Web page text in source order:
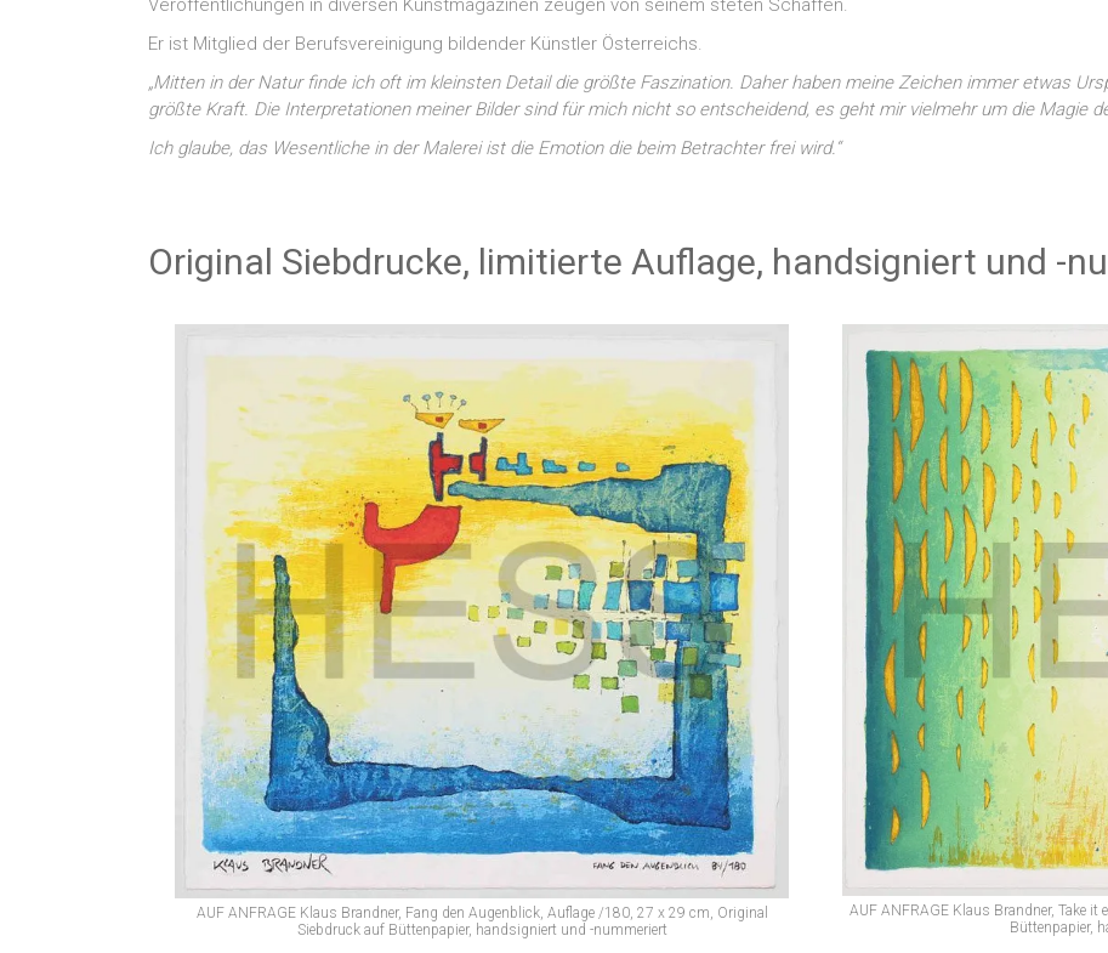
Veröffentlichungen in diversen Kunstmagazinen zeugen von seinem steten Schaffen.
Er ist Mitglied der Berufsvereinigung bildender Künstler Österreichs.
„Mitten in der Natur finde ich oft im kleinsten Detail die größte Faszination. Daher haben meine Zeichen immer etwas
größte Kraft. Die Interpretationen meiner Bilder sind für mich nicht so entscheidend, es geht mir vielmehr um die Magie
Ich glaube, das Wesentliche in der Malerei ist die Emotion die beim Betrachter frei wird.“
Original Siebdrucke, limitierte Auflage, handsigniert und -
AUF ANFRAGE Klaus Brandner, Fang den Augenblick, Auflage /180, 27 x 29 cm, Original
Siebdruck auf Büttenpapier, handsigniert und -nummeriert
AUF ANFRAGE Klaus Brandner, Take
Büttenpapier,